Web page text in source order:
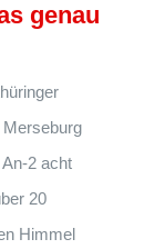
genau
2 acht
20
Himmel